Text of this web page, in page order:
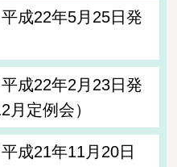
成22年5月25日発
成22年2月23日発
定例会）
成21年11月20日